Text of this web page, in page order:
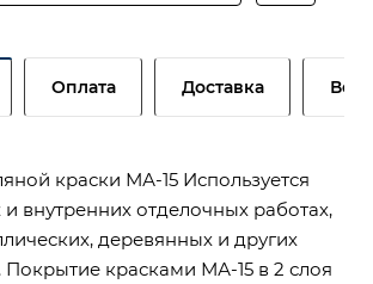
Оплата Доставка
краски МА-15 Используется
внутренних отделочных работах,
деревянных и других
Покрытие красками МА-15 в 2 слоя